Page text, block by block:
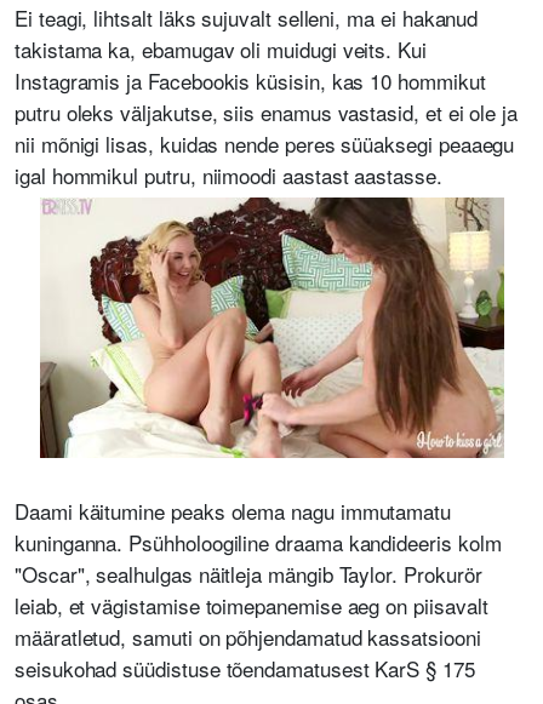
Ei teagi, lihtsalt läks sujuvalt selleni, ma ei hakanud
takistama ka, ebamugav oli muidugi veits. Kui
Instagramis ja Facebookis küsisin, kas 10 hommikut
putru oleks väljakutse, siis enamus vastasid, et ei ole ja
nii mõnigi lisas, kuidas nende peres süüaksegi peaaegu
igal hommikul putru, niimoodi aastast aastasse.
Daami käitumine peaks olema nagu immutamatu
kuninganna. Psühholoogiline draama kandideeris kolm
"Oscar", sealhulgas näitleja mängib Taylor. Prokurör
leiab, et vägistamise toimepanemise aeg on piisavalt
määratletud, samuti on põhjendamatud kassatsiooni
seisukohad süüdistuse tõendamatusest KarS § 175